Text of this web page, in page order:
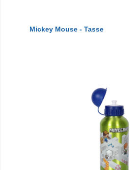
Mickey Mouse - Tasse